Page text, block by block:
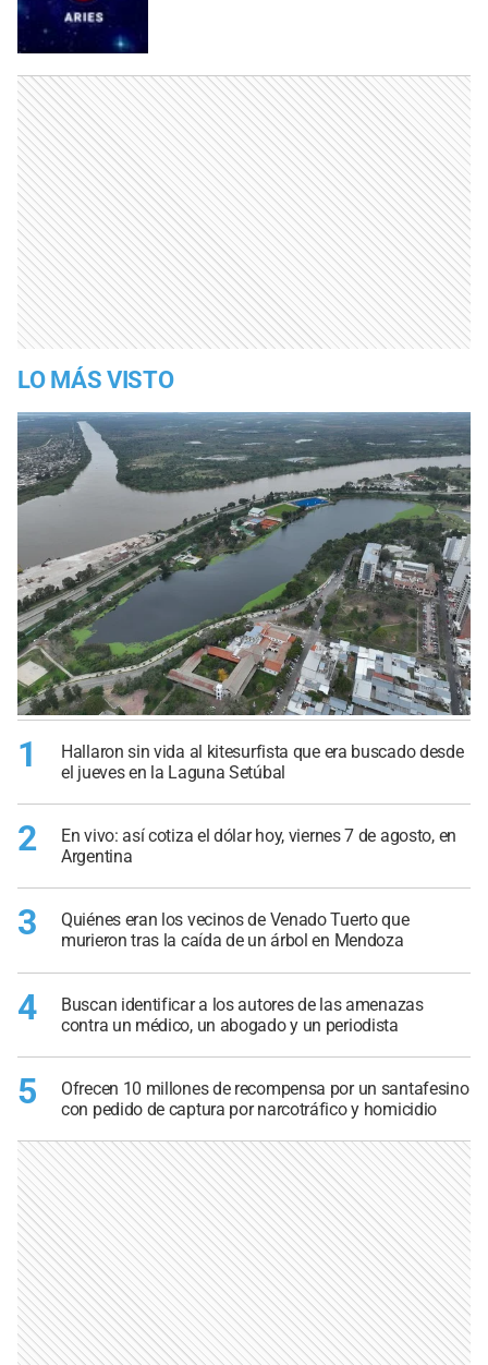
LO MÁS VISTO
1
Hallaron sin vida al kitesurfista que era buscado desde
el jueves en la Laguna Setúbal
2
En vivo: así cotiza el dólar hoy, viernes 7 de agosto, en
Argentina
3
Quiénes eran los vecinos de Venado Tuerto que
murieron tras la caída de un árbol en Mendoza
4
Buscan identificar a los autores de las amenazas
contra un médico, un abogado y un periodista
5
Ofrecen 10 millones de recompensa por un santafesino
con pedido de captura por narcotráfico y homicidio